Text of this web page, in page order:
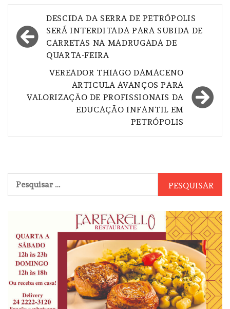
Navegação
de
Post
DESCIDA DA SERRA DE PETRÓPOLIS
SERÁ INTERDITADA PARA SUBIDA DE
CARRETAS NA MADRUGADA DE
QUARTA-FEIRA
VEREADOR THIAGO DAMACENO
ARTICULA AVANÇOS PARA
VALORIZAÇÃO DE PROFISSIONAIS DA
EDUCAÇÃO INFANTIL EM
PETRÓPOLIS